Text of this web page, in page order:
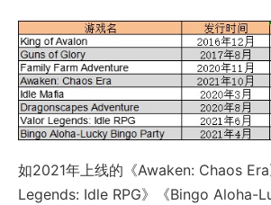
如2021年上线的《Awaken: Chaos
Legends: Idle RPG》《Bingo Aloha-